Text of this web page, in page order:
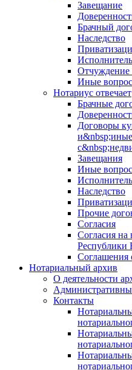
Завещание
Брачный
Наследство
Отчуждение
Иные
Нотариус отвечает
Брачные
Договоры
Завещания
Иные
Наследство
Прочие
Согласия
Согласия на
Республики
Соглашения
Нотариальный архив
О деятельности
Контакты